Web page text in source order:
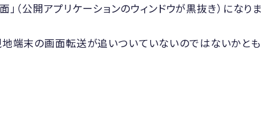
公開アプリケーションのウィンドウが黒抜き）になりま
地端末の画面転送が追いついていないのではないかとも